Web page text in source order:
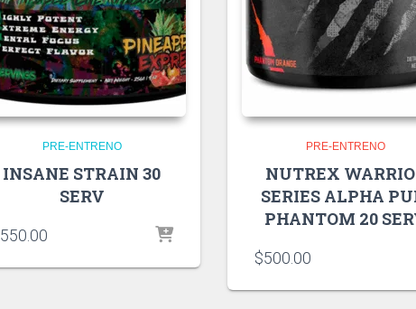
PRE-ENTRENO
INSANE STRAIN 30
SERV
550.00
PRE-ENTRENO
NUTREX
SERIES ALPHA
PHANTOM 20
$500.00